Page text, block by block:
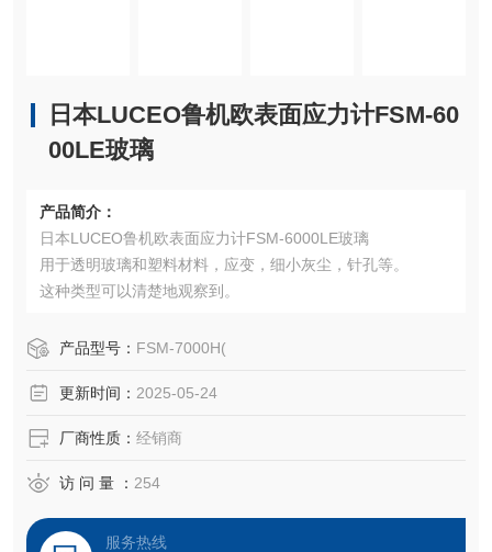
日本LUCEO鲁机欧表面应力计FSM-60
00LE玻璃
产品简介：
日本LUCEO鲁机欧表面应力计FSM-6000LE玻璃
用于透明玻璃和塑料材料，应变，细小灰尘，针孔等。
这种类型可以清楚地观察到。
产品型号： FSM-7000H(
更新时间： 2025-05-24
厂商性质： 经销商
访 问 量 ： 254
服务热线